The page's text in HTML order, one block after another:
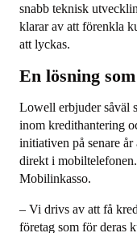
snabb teknisk
klarar av att förenkla
att lyckas.
En lösning
Lowell erbjuder såväl
inom kredithantering
initiativen på senare
direkt i
Mobilinkasso.
– Vi drivs av att få
företag som för deras